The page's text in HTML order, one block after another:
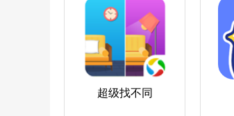
超级找不同